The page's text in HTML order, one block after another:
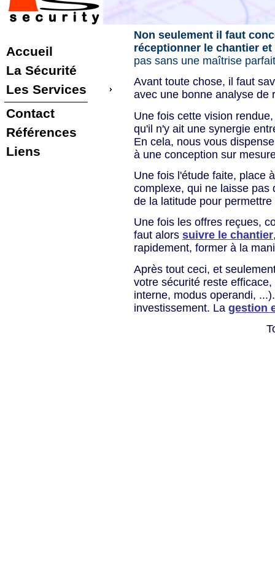
Accueil
La Sécurité
Les Services
Contact
Références
Liens
Non seulement il faut
réceptionner le chantier
pas sans une maîtrise
Avant toute chose, il faut
avec une bonne analyse de
Une fois cette vision
qu'il n'y ait une synergie
En cela, nous vous
à une conception sur
Une fois l'étude faite, place
complexe, qui ne laisse pas
de la latitude pour
Une fois les offres reçues,
faut alors suivre le chantier
rapidement, former à la
Après tout ceci, et
votre sécurité reste
interne, modus operandi,
investissement. La gestion